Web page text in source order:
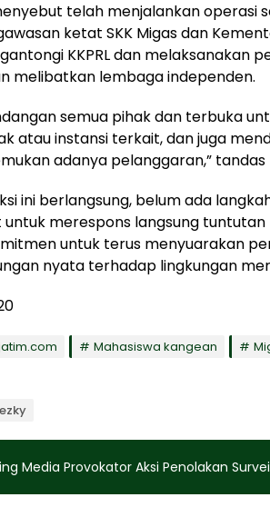
telah menjalankan operasi
ketat SKK Migas dan
KKPRL dan melaksanakan
melibatkan lembaga independen.
semua pihak dan terbuka
atau instansi terkait, dan juga
adanya pelanggaran,”
ini berlangsung, belum ada
merespons langsung tuntutan
untuk terus menyuarakan
nyata terhadap lingkungan
Mahasiswa kangean
Media Provokator Aksi Penolakan